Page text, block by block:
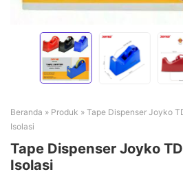
Beranda » Produk » Tape Dispenser Joyko
Isolasi
Tape Dispenser Joyko
Isolasi